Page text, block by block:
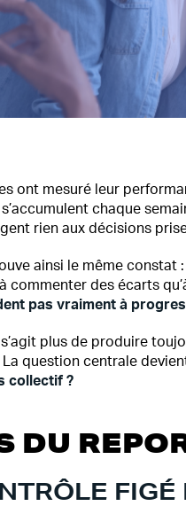
ont mesuré leur
chaque
rien aux décisions
ainsi le même
commenter des écarts
pas vraiment à
s’agit plus de produire
question centrale
collectif ?
DU